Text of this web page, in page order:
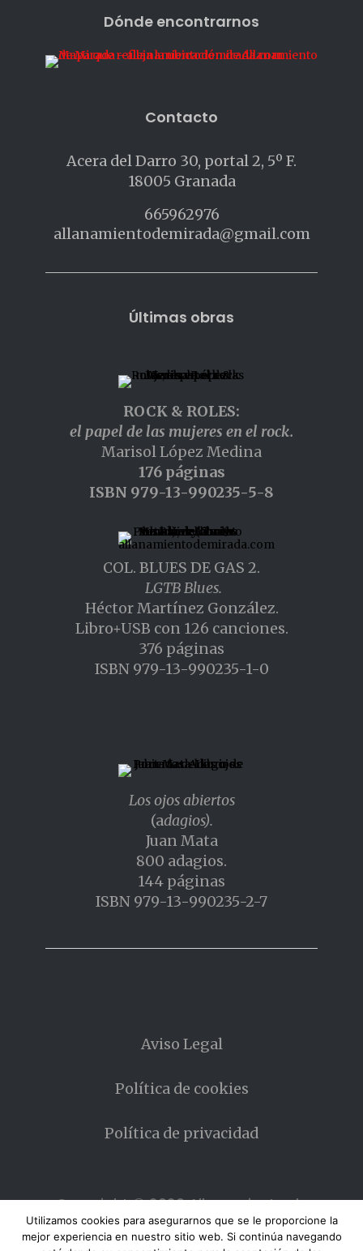
Dónde encontrarnos
Contacto
Acera del Darro 30, portal 2, 5º F.
18005 Granada
665962976
allanamientodemirada@gmail.com
Últimas obras
ROCK & ROLES:
el papel de las mujeres en el rock.
Marisol López Medina
176 páginas
ISBN 979-13-990235-5-8
COL. BLUES DE GAS 2.
LGTB Blues.
Héctor Martínez González.
Libro+USB con 126 canciones.
376 páginas
ISBN 979-13-990235-1-0
Los ojos abiertos
(adagios).
Juan Mata
800 adagios.
144 páginas
ISBN 979-13-990235-2-7
Aviso Legal
Política de cookies
Política de privacidad
Copyright © 2026 Allanamiento de
MIrada
Utilizamos cookies para asegurarnos que se le proporcione la
mejor experiencia en nuestro sitio web. Si continúa navegando